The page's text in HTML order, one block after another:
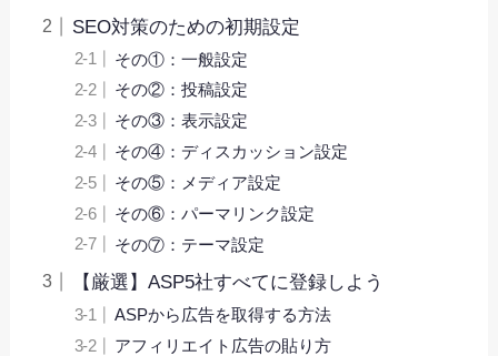
SEO対策のための初期設定
その①：一般設定
その②：投稿設定
その③：表示設定
その④：ディスカッション設定
その⑤：メディア設定
その⑥：パーマリンク設定
その⑦：テーマ設定
【厳選】ASP5社すべてに登録しよう
ASPから広告を取得する方法
アフィリエイト広告の貼り方